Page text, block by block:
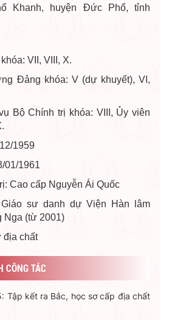
Khanh, huyện Đức Phổ, tỉnh
VII, VIII, X.
Đảng khóa: V (dự khuyết), VI,
Bộ Chính trị khóa: VIII, Ủy viên
1959
01/1961
Cao cấp Nguyễn Ái Quốc
sư danh dự Viện Hàn lâm
Nga (từ 2001)
địa chất
CÔNG TÁC
Tập kết ra Bắc, học sơ cấp địa chất